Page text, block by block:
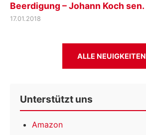
Beerdigung – Johann Koch sen.
17.01.2018
ALLE NEUIGKEITEN
Unterstützt uns
Amazon